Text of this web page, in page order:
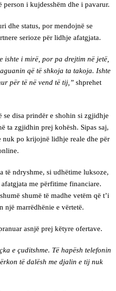
person i kujdesshëm dhe i pavarur.
dhe status, por mendojnë se
serioze për lidhje afatgjata.
ishte i mirë, por pa drejtim në jetë,
që të shkoja ta takoja. Ishte
për të në vend të tij,” shprehet
se disa prindër e shohin si zgjidhje
ta zgjidhin prej kohësh. Sipas saj,
nuk po krijojnë lidhje reale dhe për
të ndryshme, si udhëtime luksoze,
me përfitime financiare.
shumë të madhe vetëm që t’i
një marrëdhënie e vërtetë.
asnjë prej këtyre ofertave.
e çuditshme. Të hapësh telefonin
të dalësh me djalin e tij nuk